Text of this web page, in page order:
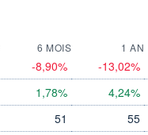
6 MOIS 1 AN
-8,90% -13,02%
1,78% 4,24%
51 55